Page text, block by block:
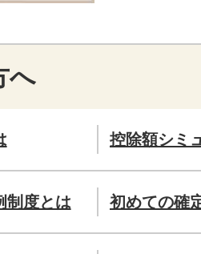
へ
控除額シミ
制度とは 初めての確